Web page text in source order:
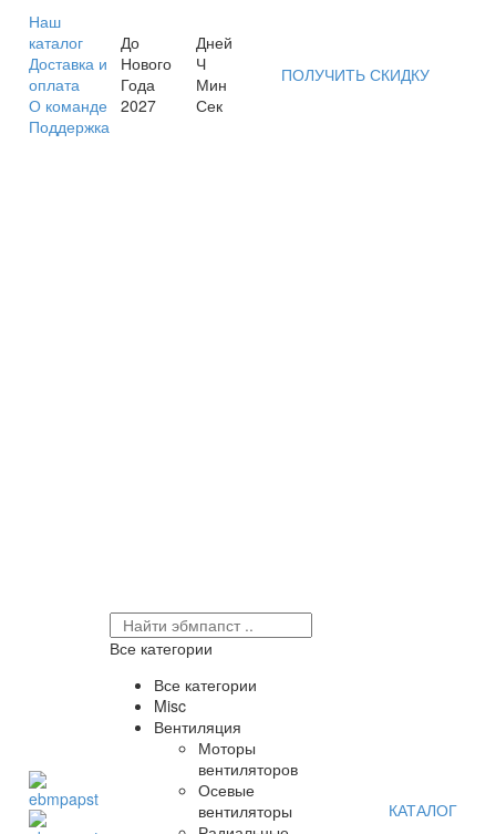
Наш
каталог
Доставка и
оплата
О команде
Поддержка
До
Нового
Года
2027
Дней
Ч
Мин
Сек
ПОЛУЧИТЬ СКИДКУ
Все категории
Все категории
Misc
Вентиляция
Моторы
вентиляторов
Осевые
вентиляторы
КАТАЛОГ